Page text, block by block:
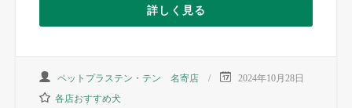
詳しく見る
ペットプラステン・テン 名寄店
2024年10月28日
各店おすすめ犬